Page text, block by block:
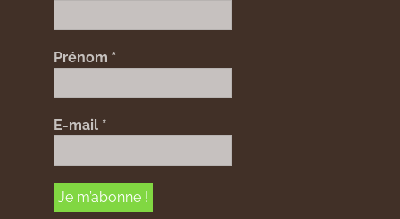
Prénom *
E-mail *